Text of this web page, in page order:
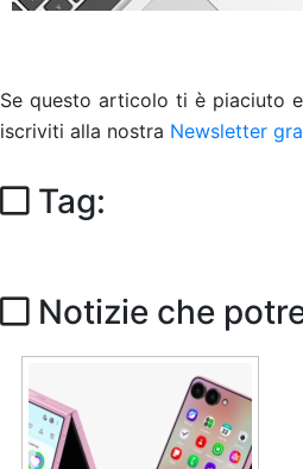
Se questo articolo ti è piaciuto
iscriviti alla nostra Newsletter
Tag:
Notizie che